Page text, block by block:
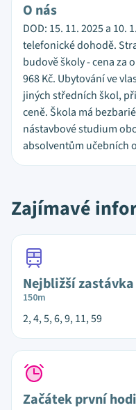
O nás
DOD: 15. 11. 2025 a
telefonické dohodě.
budově školy - cena za
968 Kč. Ubytování ve
jiných středních škol,
ceně. Škola má
nástavbové studium
absolventům učebních
Zajímavé
Nejbližší
150m
2, 4, 5, 6, 9, 11, 59
Začátek první